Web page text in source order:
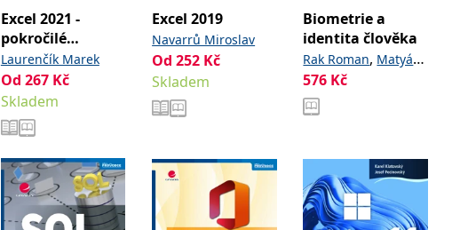
Excel 2021 -
pokročilé
nástroje
Laurenčík Marek
Od 267 Kč
Skladem
Excel 2019
Navarrů Miroslav
Od252 Kč
Skladem
Biometrie a
identita člověka
Rak Roman, Matyáš
Václav,
a kolektiv
576 Kč